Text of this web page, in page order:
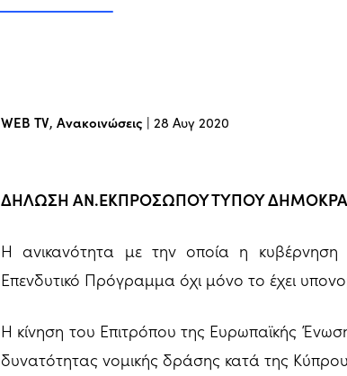
WEB TV, Ανακοινώσεις | 28 Αυγ 2020
ΔΗΛΩΣΗ ΑΝ.ΕΚΠΡΟΣΩΠΟΥ ΤΥΠΟΥ
Η ανικανότητα με την οποία η κυβέρνηση
Επενδυτικό Πρόγραμμα όχι μόνο το έχει
Η κίνηση του Επιτρόπου της Ευρωπαϊκής
δυνατότητας νομικής δράσης κατά της